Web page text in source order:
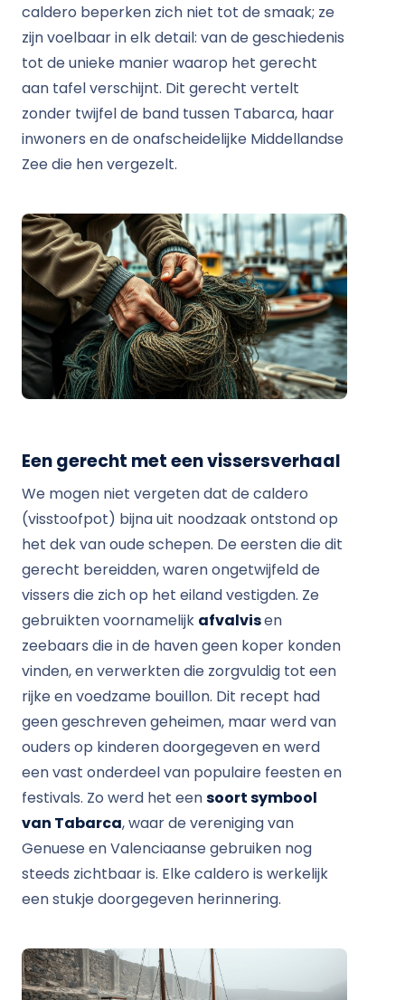
caldero beperken zich niet tot de smaak; ze
zijn voelbaar in elk detail: van de geschiedenis
tot de unieke manier waarop het gerecht
aan tafel verschijnt. Dit gerecht vertelt
zonder twijfel de band tussen Tabarca, haar
inwoners en de onafscheidelijke Middellandse
Zee die hen vergezelt.
Een gerecht met een vissersverhaal
We mogen niet vergeten dat de caldero
(visstoofpot) bijna uit noodzaak ontstond op
het dek van oude schepen. De eersten die dit
gerecht bereidden, waren ongetwijfeld de
vissers die zich op het eiland vestigden. Ze
gebruikten voornamelijk afvalvisen
zeebaars die in de haven geen koper konden
vinden, en verwerkten die zorgvuldig tot een
rijke en voedzame bouillon. Dit recept had
geen geschreven geheimen, maar werd van
ouders op kinderen doorgegeven en werd
een vast onderdeel van populaire feesten en
festivals. Zo werd het eensoort symbool
van Tabarca, waar de vereniging van
Genuese en Valenciaanse gebruiken nog
steeds zichtbaar is. Elke caldero is werkelijk
een stukje doorgegeven herinnering.